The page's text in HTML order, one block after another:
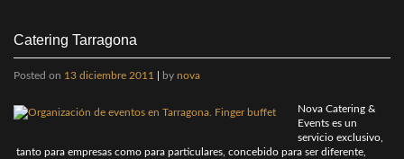
Catering Tarragona
Posted on 13 diciembre 2011 by nova
Nova Catering &
Events es un
servicio exclusivo,
tanto para empresas como para particulares, concebido para ser diferente,